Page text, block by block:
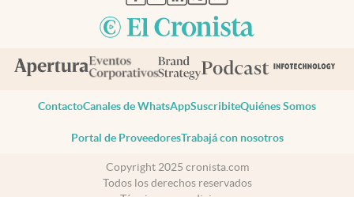
ContactoCanales de WhatsAppSuscribiteQuiénes Somos
Portal de ProveedoresTrabajá con nosotros
Copyright 2025 cronista.com
Todos los derechos reservados